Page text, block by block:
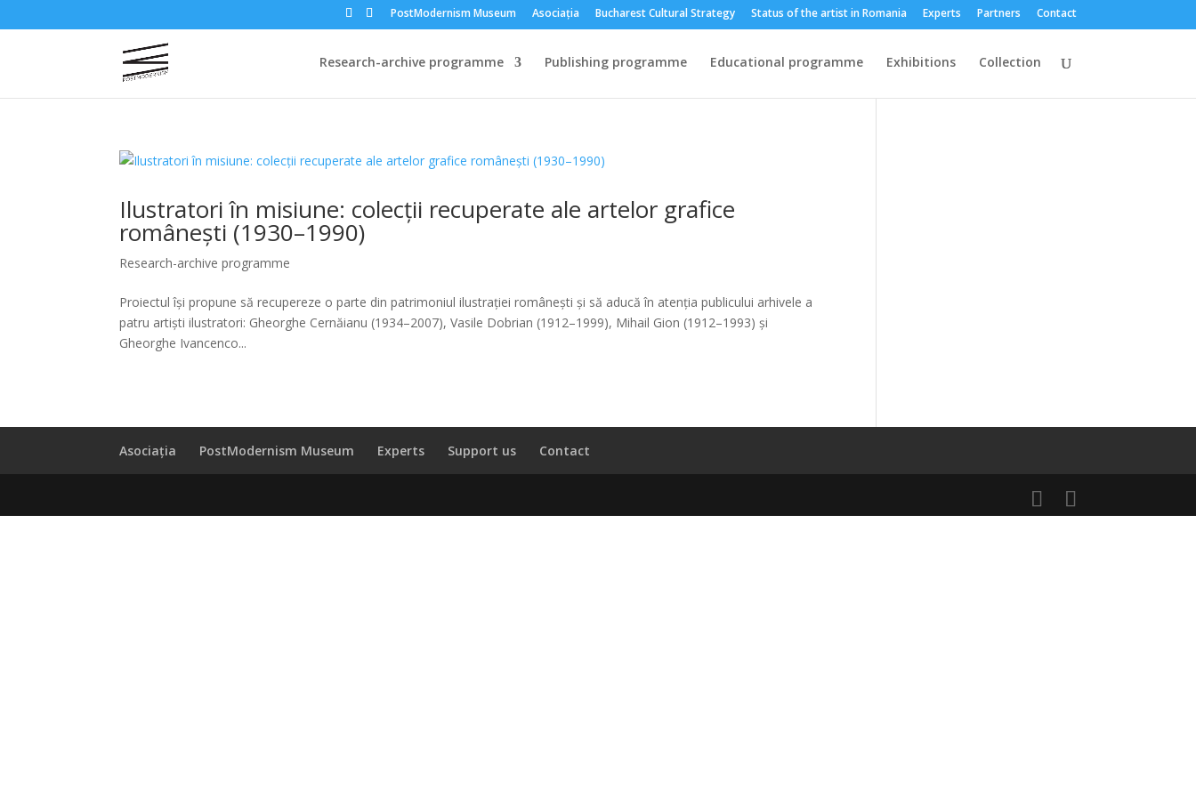
PostModernism Museum Asociația Bucharest Cultural Strategy Status of the artist in Romania Experts Partners Contact
Research-archive programme Publishing programme Educational programme Exhibitions Collection
Ilustratori în misiune: colecții recuperate ale artelor grafice
românești (1930–1990)
Research-archive programme
Proiectul își propune să recupereze o parte din patrimoniul ilustrației românești și să aducă în atenția publicului arhivele a
patru artiști ilustratori: Gheorghe Cernăianu (1934–2007), Vasile Dobrian (1912–1999), Mihail Gion (1912–1993) și
Gheorghe Ivancenco...
Asociația PostModernism Museum Experts Support us Contact